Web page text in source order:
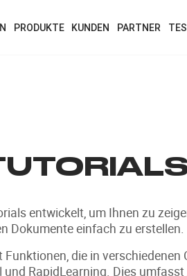
PRODUKTE KUNDEN PARTNER
entwickelt, um Ihnen zu
Dokumente einfach zu erstellen.
die in
RapidLearning. Dies